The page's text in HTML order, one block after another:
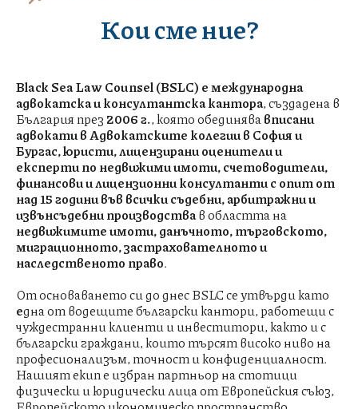
Кои сме ние?
Black Sea Law Counsel (BSLC) е международна
адвокатска и консултантскакантора, създадена в
България през 2006 г., която обединявавписани
адвокати в Адвокатските колегии в София и
Бургас, юристи, лицензирани оценители и
експерти по недвижими имоти, счетоводители,
финансови и лицензионни консултанти с опит от
над 15 години във всички съдебни, арбитражни и
извънсъдебни производствав областта на
недвижимите имоти, данъчното, търговското,
миграционното, застрахователното и
наследственото право.
От основаването си до днес BSLC се утвърди като
една от водещите български кантори, работещи с
чуждестранни клиенти и инвеститори, както и с
български граждани, които търсят високо ниво на
професионализъм, точност и конфиденциалност.
Нашият екип е избран партньор на стотици
физически и юридически лица от Европейския съюз,